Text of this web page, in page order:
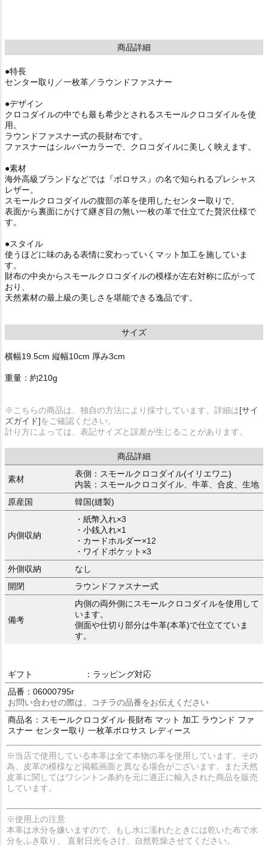
商品詳細
●特長
センター取り／一枚革／ラウンドファスナー
●デザイン
クロコダイルの中でも最も希少とされるスモールクロコダイルを使
用。
ラウンドファスナー式の長財布です。
ファスナーはシルバーカラーで、クロコダイルに美しく映えます。
●素材
海外高級ブランドなどでは『ポロサス』の名で知られるプレシャス
レザー。
スモールクロコダイルの腹部の革を使用したセンター取りで、
表面から裏面にかけて継ぎ目の無い一枚の革で仕立てた贅沢仕様で
す。
●スタイル
使うほどに味のある表情に変わっていくマット加工を施していま
す。
財布の中央からスモールクロコダイルの模様が左右対称に広がって
おり、
天然素材の最上級の美しさを堪能できる逸品です。
サイズ
横幅19.5cm 縦幅10cm 厚み3cm
重量：約210g
※こちらの商品は、独自の方法により採寸しています。詳細は[サイ
ズガイド]をご確認ください。
計り方によっては、表記サイズと誤差が生じることがあります。
商品詳細
素材
表側：スモールクロコダイル(イリエワニ)
内装：スモールクロコダイル、牛革、合皮、生地
原産国
韓国(縫製)
内側収納
・紙幣入れ×3
・小銭入れ×1
・カードホルダー×12
・ワイドポケット×3
外側収納
なし
開閉
ラウンドファスナー式
備考
内側の両外側にスモールクロコダイルを使用して
います。
側面や仕切り部分は牛革(本革)で仕立てていま
す。
ギフト
：ラッピング対応
品番：06000795r
お問い合わせの際は、コチラの品番をお伝えください
商品名：スモールクロコダイル 長財布 マット 加工 ラウンド ファ
スナー センター取り 一枚革ポロサス レディース
※当店で使用している本革は全て本物の革を使用しています。その
為、皮革の模様など掲載画面と異なる場合がございます。また天然
皮革に関してはワシントン条約を元に適正に輸入された商品を販売
しています。
※使用上の注意
本革は水分を嫌いますので、もし水に濡れたときには乾いた布で水
分をふき取り、 直射日光をさけ、自然乾燥させてください。